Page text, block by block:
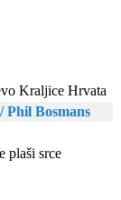
Kraljice Hrvata
Bosmans
plaši srce